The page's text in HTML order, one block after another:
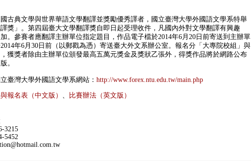
古典文學與世界華語文學翻譯並獎勵優秀譯者，國立臺灣大學外國語文學系特舉
獎」。第四屆臺大文學翻譯獎自即日起受理收件，凡國內外對文學翻譯有興趣
。參賽者應翻譯主辦單位指定題目，作品電子檔於2014年6月20日前寄送到主辦單
年6月30日前（以郵戳為憑）寄送臺大外文系辦公室。報名分「大專院校組」與
，獲獎者除由主辦單位頒發最高五萬元獎金及獎狀乙張外，得獎作品將於網路公布
。
臺灣大學外國語文學系網站： http://www.forex.ntu.edu.tw/main.php
報名表（中文版） 、 比賽辦法（英文版）
3215
5452